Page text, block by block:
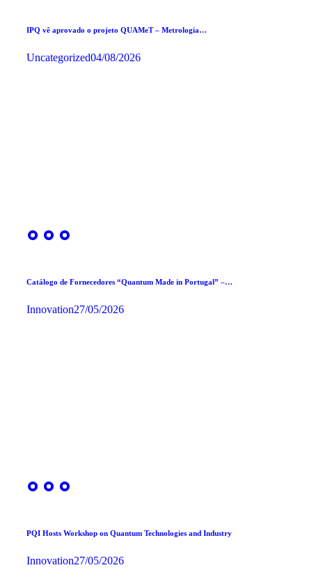
IPQ vê aprovado o projeto QUAMeT – Metrologia…
Uncategorized04/08/2026
Catálogo de Fornecedores “Quantum Made in Portugal” –…
Innovation27/05/2026
PQI Hosts Workshop on Quantum Technologies and Industry
Innovation27/05/2026